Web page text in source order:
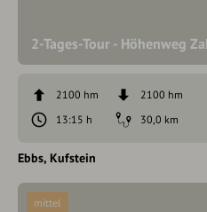
2-Tages-Tour - Höhenweg
2100 hm
2100 hm
13:15 h
30,0 km
Ebbs Kufstein
mittel